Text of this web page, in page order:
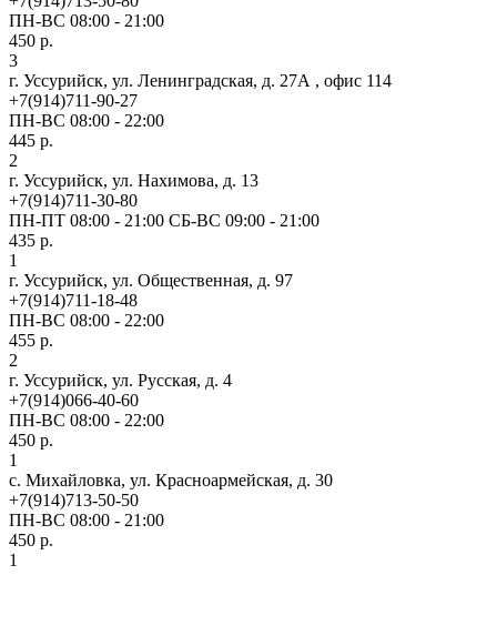
ПН-ВС 08:00 - 21:00
450 р.
3
г. Уссурийск, ул. Ленинградская, д. 27А , офис 114
+7(914)711-90-27
ПН-ВС 08:00 - 22:00
445 р.
2
г. Уссурийск, ул. Нахимова, д. 13
+7(914)711-30-80
ПН-ПТ 08:00 - 21:00 СБ-ВС 09:00 - 21:00
435 р.
1
г. Уссурийск, ул. Общественная, д. 97
+7(914)711-18-48
ПН-ВС 08:00 - 22:00
455 р.
2
г. Уссурийск, ул. Русская, д. 4
+7(914)066-40-60
ПН-ВС 08:00 - 22:00
450 р.
1
с. Михайловка, ул. Красноармейская, д. 30
+7(914)713-50-50
ПН-ВС 08:00 - 21:00
450 р.
1